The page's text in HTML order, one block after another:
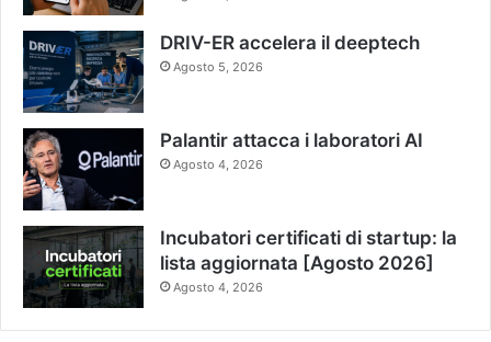
DRIV-ER accelera il deeptech
Agosto 5, 2026
Palantir attacca i laboratori AI
Agosto 4, 2026
Incubatori certificati di startup: la
lista aggiornata [Agosto 2026]
Agosto 4, 2026